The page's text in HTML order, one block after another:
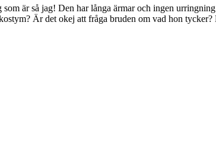
är så jag! Den har långa ärmar och ingen
Är det okej att fråga bruden om vad hon